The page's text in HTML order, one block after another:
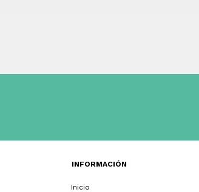
INFORMACIÓN
Inicio